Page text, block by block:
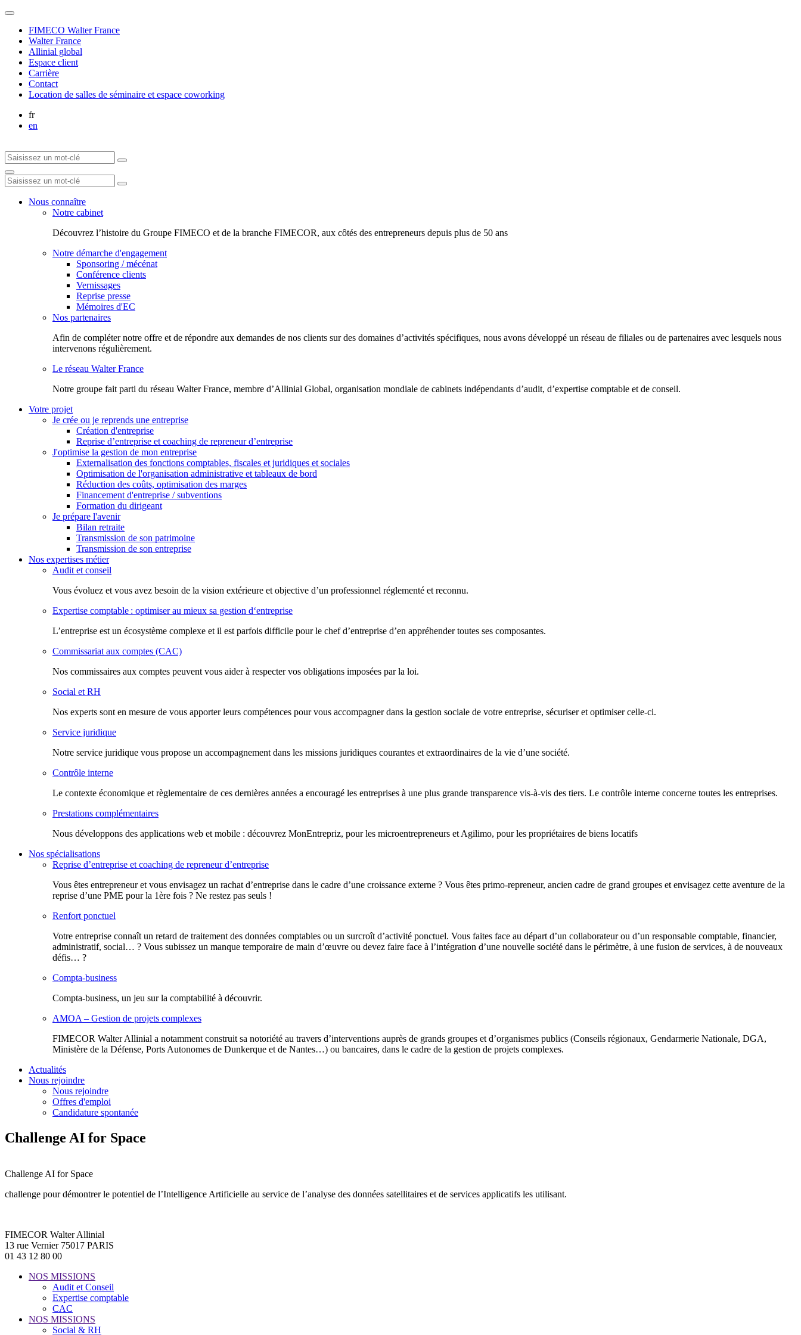
FIMECO Walter France
Walter France
Allinial global
Espace client
Carrière
Contact
Location de salles de séminaire et espace coworking
fr
en
Nous connaître
Notre cabinet
Découvrez l’histoire du Groupe FIMECO et de la branche FIMECOR, aux côtés des entrepreneurs depuis plus de 50 ans
Notre démarche d'engagement
Sponsoring / mécénat
Conférence clients
Vernissages
Reprise presse
Mémoires d'EC
Nos partenaires
Afin de compléter notre offre et de répondre aux demandes de nos clients sur des domaines d’activités spécifiques, nous avons développé un réseau de filiales ou de partenaires avec lesquels nous
intervenons régulièrement.
Le réseau Walter France
Notr​e groupe fait parti du réseau Walter France, membre d’Allinial Global, organisation mondiale de cabinets indépendants d’audit, d’expertise comptable et de conseil.
Votre projet
Je crée ou je reprends une entreprise
Création d'entreprise
Reprise d’entreprise et coaching de repreneur d’entreprise
J'optimise la gestion de mon entreprise
Externalisation des fonctions comptables, fiscales et juridiques et sociales
Optimisation de l'organisation administrative et tableaux de bord
Réduction des coûts, optimisation des marges
Financement d'entreprise / subventions
Formation du dirigeant
Je prépare l'avenir
Bilan retraite
Transmission de son patrimoine
Transmission de son entreprise
Nos expertises métier
Audit et conseil
Vous évoluez et vous avez besoin de la vision extérieure et objective d’un professionnel réglementé et reconnu.
Expertise comptable : optimiser au mieux sa gestion d‘entreprise
L’entreprise est un écosystème complexe et il est parfois difficile pour le chef d’entreprise d’en appréhender toutes ses composantes.
Commissariat aux comptes (CAC)
Nos commissaires aux comptes peuvent vous aider à respecter vos obligations imposées par la loi.
Social et RH
Nos experts sont en mesure de vous apporter leurs compétences pour vous accompagner dans la gestion sociale de votre entreprise, sécuriser et optimiser celle-ci.
Service juridique
Notre service juridique vous propose un accompagnement dans les missions juridiques courantes et extraordinaires de la vie d’une société.
Contrôle interne
Le contexte économique et règlementaire de ces dernières années a encouragé les entreprises à une plus grande transparence vis-à-vis des tiers. Le contrôle interne concerne toutes les entreprises.
Prestations complémentaires
Nous développons des applications web et mobile : découvrez MonEntrepriz, pour les microentrepreneurs et Agilimo, pour les propriétaires de biens locatifs
Nos spécialisations
Reprise d’entreprise et coaching de repreneur d’entreprise
Vous êtes entrepreneur et vous envisagez un rachat d’entreprise dans le cadre d’une croissance externe ? Vous êtes primo-repreneur, ancien cadre de grand groupes et envisagez cette aventure de la
reprise d’une PME pour la 1ère fois ? Ne restez pas seuls !
Renfort ponctuel
Votre entreprise connaît un retard de traitement des données comptables ou un surcroît d’activité ponctuel. Vous faites face au départ d’un collaborateur ou d’un responsable comptable, financier,
administratif, social… ? Vous subissez un manque temporaire de main d’œuvre ou devez faire face à l’intégration d’une nouvelle société dans le périmètre, à une fusion de services, à de nouveaux
défis… ?
Compta-business
Compta-business, un jeu sur la comptabilité à découvrir.
AMOA – Gestion de projets complexes
FIMECOR Walter Allinial a notamment construit sa notoriété au travers d’interventions auprès de grands groupes et d’organismes publics (Conseils régionaux, Gendarmerie Nationale, DGA,
Ministère de la Défense, Ports Autonomes de Dunkerque et de Nantes…) ou bancaires, dans le cadre de la gestion de projets complexes.
Actualités
Nous rejoindre
Nous rejoindre
Offres d'emploi
Candidature spontanée
Challenge AI for Space
Challenge AI for Space
challenge pour démontrer le potentiel de l’Intelligence Artificielle au service de l’analyse des données satellitaires et de services applicatifs les utilisant.
FIMECOR Walter Allinial
13 rue Vernier 75017 PARIS
01 43 12 80 00
NOS MISSIONS
Audit et Conseil
Expertise comptable
CAC
NOS MISSIONS
Social & RH